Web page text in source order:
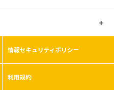
情報セキュリティポリシー
利用規約